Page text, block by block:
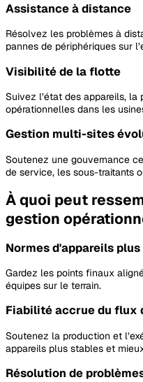
Assistance à distance
Résolvez les problèmes à
pannes de périphériques sur
Visibilité de la flotte
Suivez l’état des appareils,
opérationnelles dans les
Gestion multi-sites
Soutenez une gouvernance
de service, les sous-traitants
À quoi peut
gestion
Normes d'appareils
Gardez les points finaux
équipes sur le terrain.
Fiabilité accrue du flux
Soutenez la production et
appareils plus stables et
Résolution de